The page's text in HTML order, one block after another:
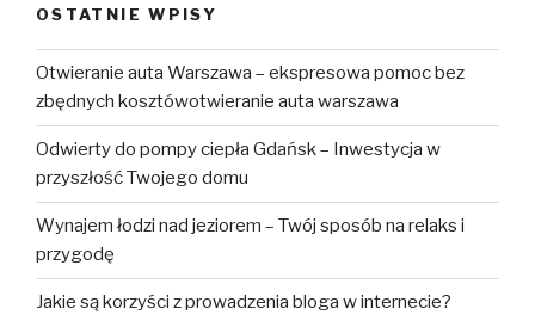
OSTATNIE WPISY
Otwieranie auta Warszawa – ekspresowa pomoc bez
zbędnych kosztówotwieranie auta warszawa
Odwierty do pompy ciepła Gdańsk – Inwestycja w
przyszłość Twojego domu
Wynajem łodzi nad jeziorem – Twój sposób na relaks i
przygodę
Jakie są korzyści z prowadzenia bloga w internecie?